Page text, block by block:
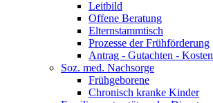
Leitbild
Offene Beratung
Elternstammtisch
Prozesse der Frühförderung
Antrag - Gutachten - Kosten
Soz. med. Nachsorge
Frühgeborene
Chronisch kranke Kinder